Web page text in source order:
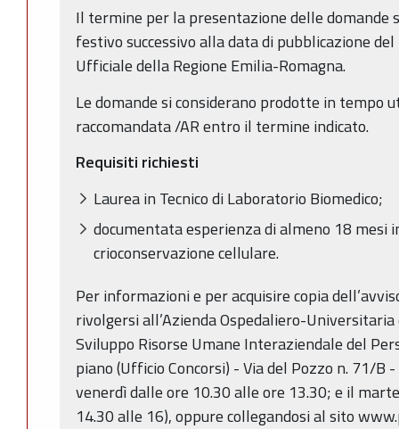
Il termine per la presentazione delle domande
festivo successivo alla data di pubblicazione
Ufficiale della Regione Emilia-Romagna.
Le domande si considerano prodotte in tempo
raccomandata /AR entro il termine indicato.
Requisiti richiesti
Laurea in Tecnico di Laboratorio Biomedico;
documentata esperienza di almeno 18 mesi
crioconservazione cellulare.
Per informazioni e per acquisire copia
rivolgersi all’Azienda Ospedaliero-
Sviluppo Risorse Umane Interaziendale del
piano (Ufficio Concorsi) - Via del Pozzo n. 71/B
venerdì dalle ore 10.30 alle ore 13.30; e il
14.30 alle 16), oppure collegandosi al sito